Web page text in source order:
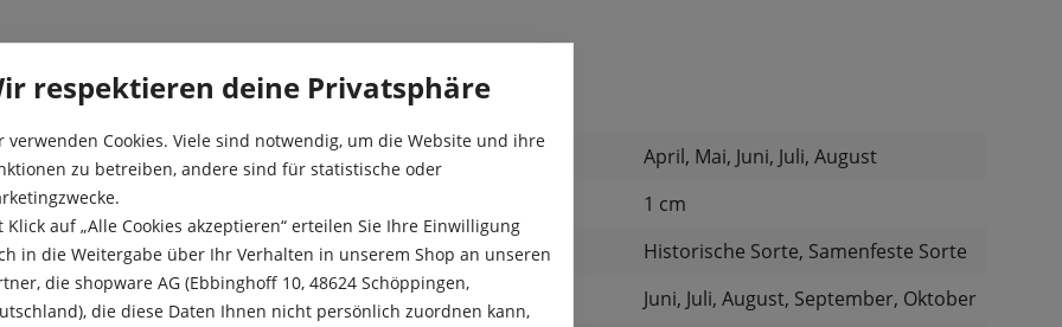
kompakte Köpfe
geeignet.
Ein leckerer
Aussaat:
April, Mai, Juni, Juli, August
1 cm
Besonderheit:
Historische Sorte, Samenfeste Sorte
Ernte:
Juni, Juli, August, September, Oktober
respektieren deine Privatsphäre
verwenden Cookies. Viele sind notwendig, um die Website und ihre
zu betreiben, andere sind für statistische oder
Klick auf „Alle Cookies akzeptieren“ erteilen Sie Ihre Einwilligung
in die Weitergabe über Ihr Verhalten in unserem Shop an unseren
die shopware AG (Ebbinghoff 10, 48624 Schöppingen,
die diese Daten Ihnen nicht persönlich zuordnen kann,